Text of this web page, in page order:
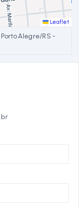
Leaflet
Alegre/RS -